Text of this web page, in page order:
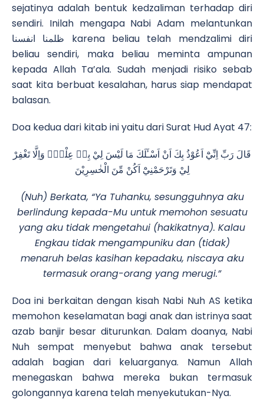
sejatinya adalah bentuk kedzaliman terhadap diri
sendiri. Inilah mengapa Nabi Adam melantunkan
ظلمنا انفسنا karena beliau telah mendzalimi diri
beliau sendiri, maka beliau meminta ampunan
kepada Allah Ta’ala. Sudah menjadi risiko sebab
saat kita berbuat kesalahan, harus siap mendapat
balasan.
Doa kedua dari kitab ini yaitu dari Surat Hud Ayat 47:
قَالَ رَبِّ اِنِّيْٓ اَعُوْذُ بِكَ اَنْ اَسْـَٔلَكَ مَا لَيْسَ لِيْ بِهٖ عِلْمٌۗ وَاِلَّا تَغْفِرْ
لِيْ وَتَرْحَمْنِيْٓ اَكُنْ مِّنَ الْخٰسِرِيْنَ
(Nuh) Berkata, “Ya Tuhanku, sesungguhnya aku
berlindung kepada-Mu untuk memohon sesuatu
yang aku tidak mengetahui (hakikatnya). Kalau
Engkau tidak mengampuniku dan (tidak)
menaruh belas kasihan kepadaku, niscaya aku
termasuk orang-orang yang merugi.”
Doa ini berkaitan dengan kisah Nabi Nuh AS ketika
memohon keselamatan bagi anak dan istrinya saat
azab banjir besar diturunkan. Dalam doanya, Nabi
Nuh sempat menyebut bahwa anak tersebut
adalah bagian dari keluarganya. Namun Allah
menegaskan bahwa mereka bukan termasuk
golongannya karena telah menyekutukan-Nya.